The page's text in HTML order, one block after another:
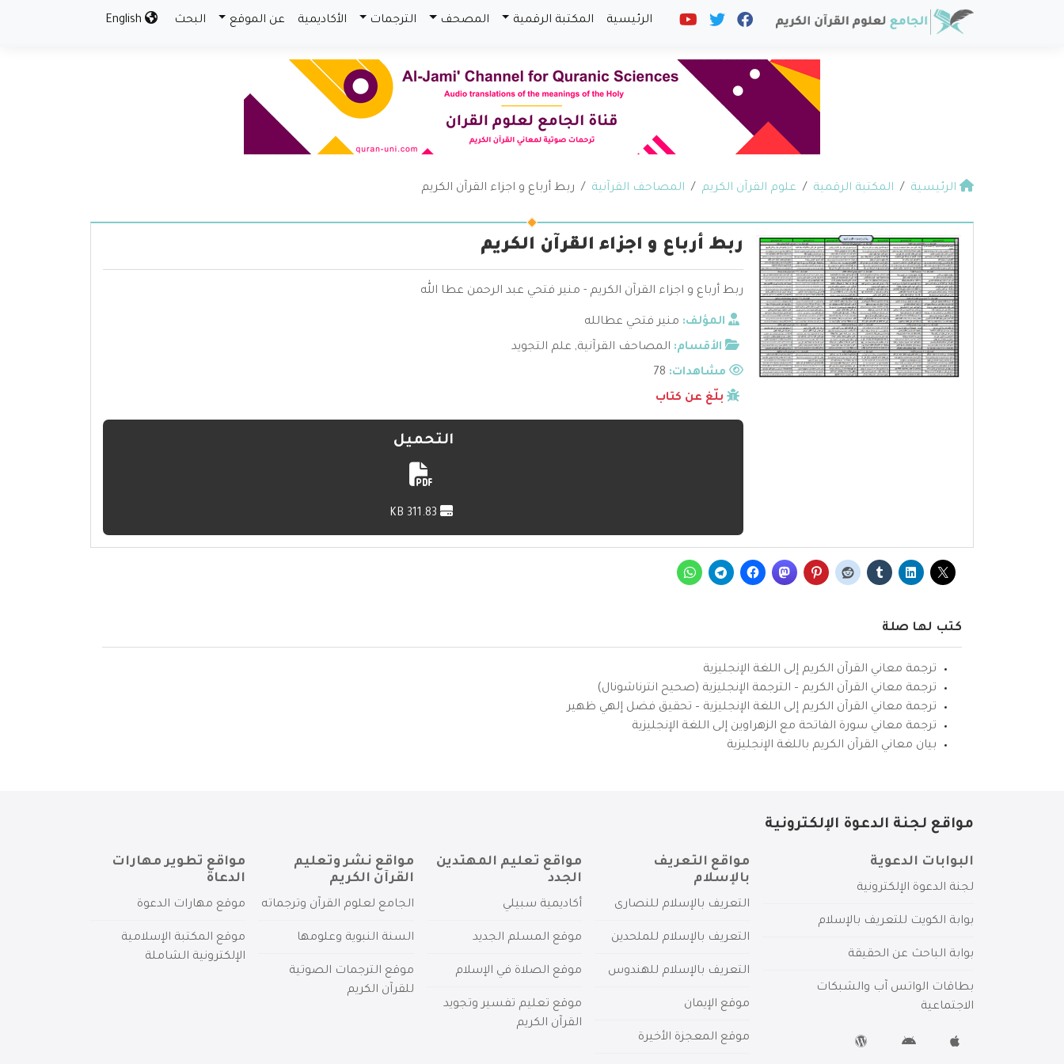
الرئيسية المكتبة الرقمية المصحف الترجمات الأكاديمية عن الموقع البحث
الرئيسية المكتبة الرقمية علوم القرآن الكريم المصاحف القرآنية ربط أرباع و اجزاء القرآن الكريم
ربط أرباع و اجزاء القرآن الكريم
ربط أرباع و اجزاء القرآن الكريم - منير فتحي عبد الرحمن عطا الله
المؤلف: منير فتحي عطالله
الأقسام: المصاحف القرآنية, علم التجويد
مشاهدات:
بلّغ عن كتاب
التحميل
كتب لها صلة
ترجمة معاني القرآن الكريم إلى اللغة الإنجليزية
ترجمة معاني القرآن الكريم – الترجمة الإنجليزية (صحيح انترناشونال)
ترجمة معاني القرآن الكريم إلى اللغة الإنجليزية – تحقيق فضل إلهي ظهير
ترجمة معاني سورة الفاتحة مع الزهراوين إلى اللغة الإنجليزية
بيان معاني القرآن الكريم باللغة الإنجليزية
مواقع لجنة الدعوة الإلكترونية
البوابات الدعوية
لجنة الدعوة الإلكترونية
بوابة الكويت للتعريف بالإسلام
بوابة الباحث عن الحقيقة
بطاقات الواتس آب والشبكات
الاجتماعية
مواقع التعريف
بالإسلام
التعريف بالإسلام للنصارى
التعريف بالإسلام للملحدين
التعريف بالإسلام للهندوس
موقع الإيمان
موقع المعجزة الأخيرة
مواقع تعليم المهتدين
الجدد
أكاديمية سبيلي
موقع المسلم الجديد
موقع الصلاة في الإسلام
موقع تعليم تفسير وتجويد
القرآن الكريم
مواقع نشر وتعليم
القرآن الكريم
الجامع لعلوم القرآن وترجماته
السنة النبوية وعلومها
موقع الترجمات الصوتية
للقرآن الكريم
مواقع تطوير مهارات
الدعاة
موقع مهارات الدعوة
موقع المكتبة الإسلامية
الإلكترونية الشاملة